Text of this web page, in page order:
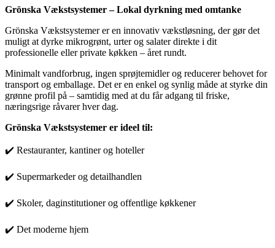
Grönska Vækstsystemer – Lokal dyrkning med omtanke
Grönska Vækstsystemer er en innovativ vækstløsning, der gør det
muligt at dyrke mikrogrønt, urter og salater direkte i dit
professionelle eller private køkken – året rundt.
Minimalt vandforbrug, ingen sprøjtemidler og reducerer behovet for
transport og emballage. Det er en enkel og synlig måde at styrke din
grønne profil på – samtidig med at du får adgang til friske,
næringsrige råvarer hver dag.
Grönska Vækstsystemer er ideel til:
✔️ Restauranter, kantiner og hoteller
✔️ Supermarkeder og detailhandlen
✔️ Skoler, daginstitutioner og offentlige køkkener
✔️ Det moderne hjem